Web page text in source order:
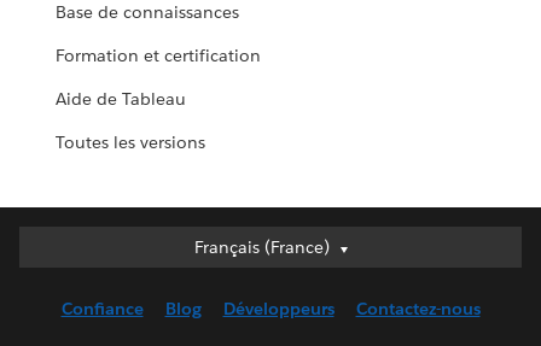
Base de connaissances
Formation et certification
Aide de Tableau
Toutes les versions
Français (France)
Français (France)
English (UK)
Confiance Blog Développeurs Contactez-nous